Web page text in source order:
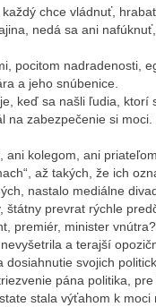
chce vládnuť,
nedá sa ani
pocitom nadradenosti,
a jeho snúbenice.
keď sa našli ľudia, ktorí
na zabezpečenie si
kolegom, ani
až takých, že ich
nastalo mediálne
štátny prevrat rýchle
premiér, minister vnútra?
a terajší
svojich
pána politika,
stala výťahom k